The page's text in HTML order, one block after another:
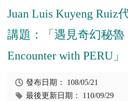
Juan Luis Kuyeng Ruiz
講題：「遇見奇幻秘魯
Encounter with PERU」
發布日期： 108/05/21
最後更新日期： 110/09/29